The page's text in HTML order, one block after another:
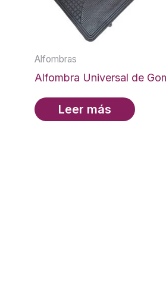
Alfombras
Alfombra Universal de
Leer más